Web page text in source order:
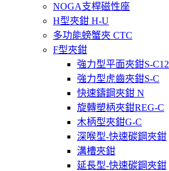
NOGA支桿磁性座
H型夾鉗 H-U
多功能螃蟹夾 CTC
F型夾鉗
強力型平面夾鉗S-C12
強力型虎齒夾鉗S-C
快速鑄鋼夾鉗 N
旋轉塑柄夾鉗REG-C
木柄型夾鉗G-C
深喉型-快速碳鋼夾鉗
溝槽夾鉗
延長型-快速碳鋼夾鉗